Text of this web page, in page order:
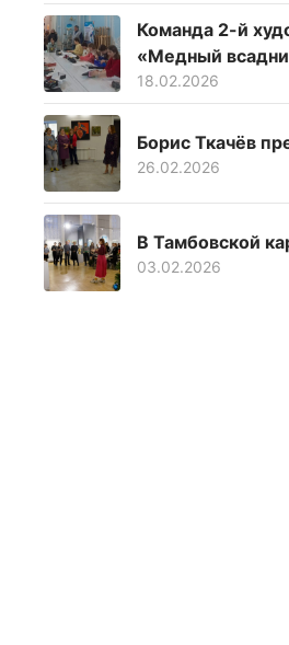
Команда 2-й
«Медный
18.02.2026
Борис Ткачёв
26.02.2026
В Тамбовской
03.02.2026